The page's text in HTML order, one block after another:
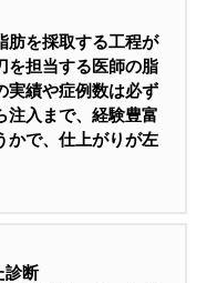
肪を採取する工程が
を担当する医師の脂
実績や症例数は必ず
注入まで、経験豊富
かで、仕上がりが左
診断